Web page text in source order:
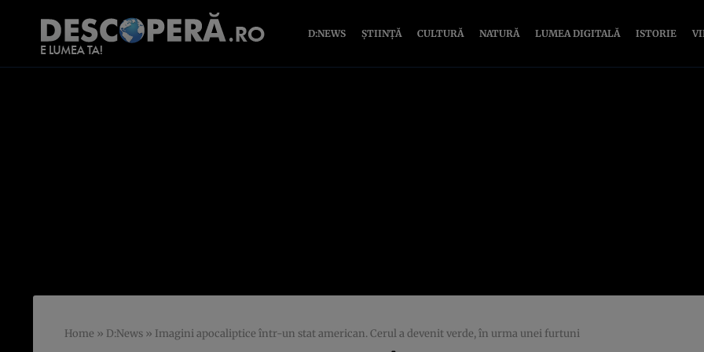
D:NEWS ȘTIINȚĂ CULTURĂ NATURĂ LUMEA DIGITALĂ ISTORIE
Home » D:News » Imagini apocaliptice într-un stat american. Cerul a devenit verde, în urma unei furtuni